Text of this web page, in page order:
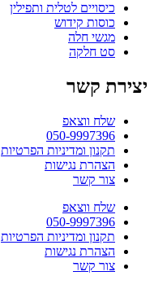
כיסויים לטלית ותפילין
כוסות קידוש
מגשי חלה
סט חלקה
יצירת קשר
שלח ווצאפ
050-9997396
תקנון ומדיניות הפרטיות
הצהרת נגישות
צור קשר
שלח ווצאפ
050-9997396
תקנון ומדיניות הפרטיות
הצהרת נגישות
צור קשר